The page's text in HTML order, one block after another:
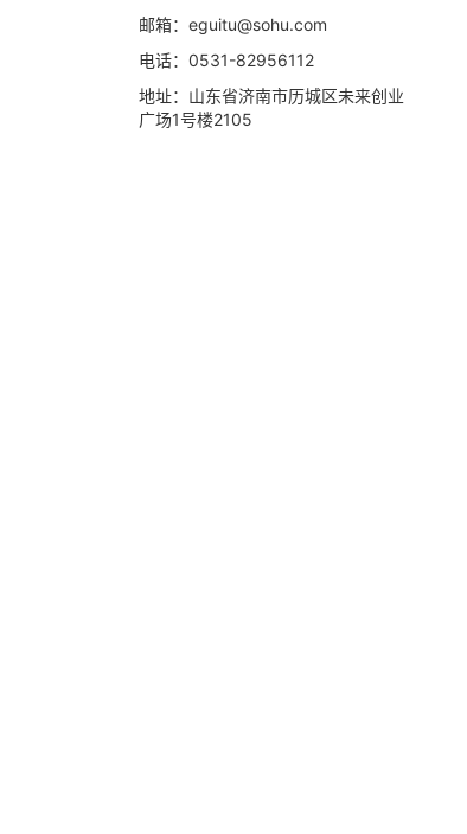
邮箱： eguitu@sohu.com
电话： 0531-82956112
地址： 山东省济南市历城区未来创业
广场1号楼2105